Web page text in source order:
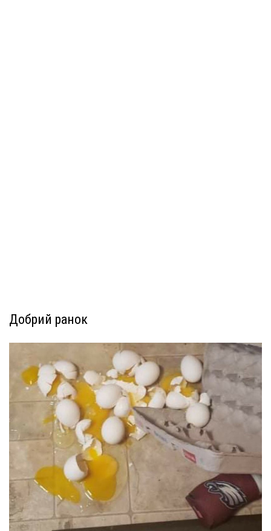
Добрий ранок